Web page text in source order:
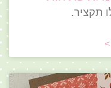
תקציר.